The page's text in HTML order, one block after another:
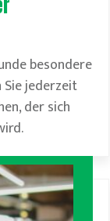
besondere
Sie jederzeit
der sich